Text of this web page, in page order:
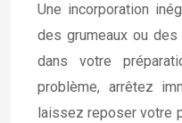
Une incorporation
des grumeaux ou
dans votre
problème, arrêtez
laissez reposer votre